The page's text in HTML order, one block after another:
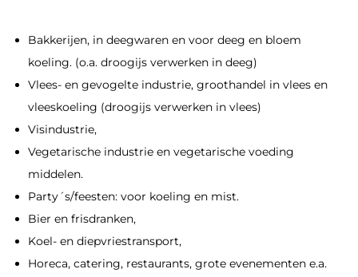
Bakkerijen, in deegwaren en voor deeg en bloem
koeling. (o.a. droogijs verwerken in deeg)
Vlees- en gevogelte industrie, groothandel in vlees en
vleeskoeling (droogijs verwerken in vlees)
Visindustrie,
Vegetarische industrie en vegetarische voeding
middelen.
Party´s/feesten: voor koeling en mist.
Bier en frisdranken,
Koel- en diepvriestransport,
Horeca, catering, restaurants, grote evenementen e.a.